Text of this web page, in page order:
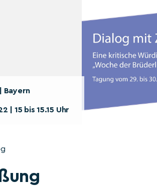
Bayern
| 15 bis 15.15 Uhr